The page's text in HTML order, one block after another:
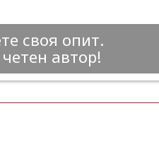
своя опит.
автор!